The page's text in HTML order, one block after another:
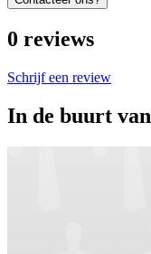
0 reviews
Schrijf een review
In de buurt van